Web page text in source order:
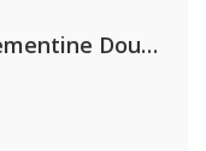
Calvin Harris & Clementine Douglas